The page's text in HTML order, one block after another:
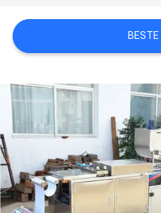
OFFERTE
SITEMAP
PRIVACY
POLICY